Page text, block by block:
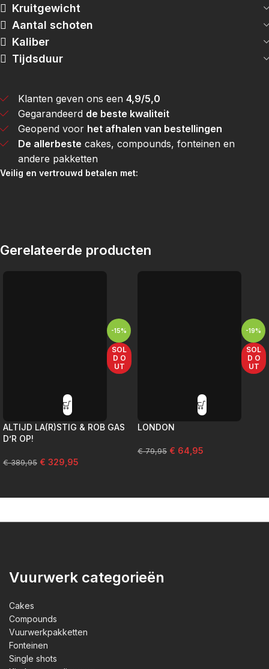
Kruitgewicht
Aantal schoten
Kaliber
Tijdsduur
Klanten geven ons een 4,9/5,0
Gegarandeerd de beste kwaliteit
Geopend voor het afhalen van bestellingen
De allerbeste cakes, compounds, fonteinen en
andere pakketten
Veilig en vertrouwd betalen met:
Gerelateerde producten
-15%
SOL
D O
UT
ALTIJD LA(R)STIG & ROB GAS
D’R OP!
€389,95 € 329,95
-19%
SOL
D O
UT
LONDON
€79,95 € 64,95
Vuurwerk categorieën
Cakes
Compounds
Vuurwerkpakketten
Fonteinen
Single shots